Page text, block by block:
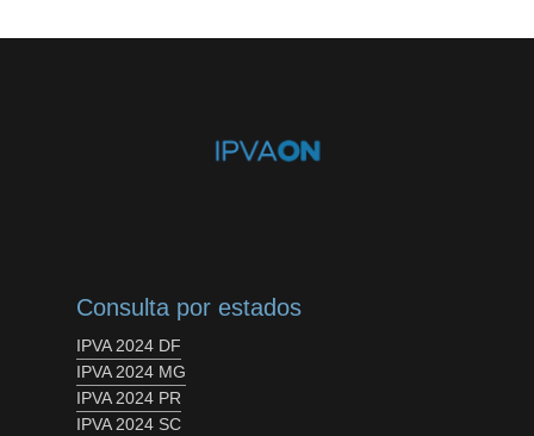
Consulta por estados
IPVA 2024 DF
IPVA 2024 MG
IPVA 2024 PR
IPVA 2024 SC